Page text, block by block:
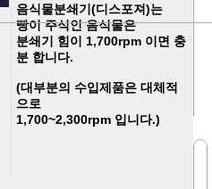
음식물분쇄기(디스포져)는
빵이 주식인 음식물은
분쇄기 힘이 1,700rpm 이면 충
분 합니다.
(대부분의 수입제품은 대체적
으로
1,700~2,300rpm 입니다.)